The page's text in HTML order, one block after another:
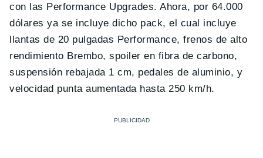
con las Performance Upgrades. Ahora, por 64.000
dólares ya se incluye dicho pack, el cual incluye
llantas de 20 pulgadas Performance, frenos de alto
rendimiento Brembo, spoiler en fibra de carbono,
suspensión rebajada 1 cm, pedales de aluminio, y
velocidad punta aumentada hasta 250 km/h.